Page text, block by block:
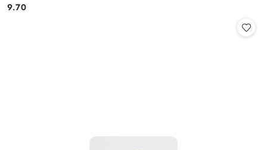
Cena:
9.70